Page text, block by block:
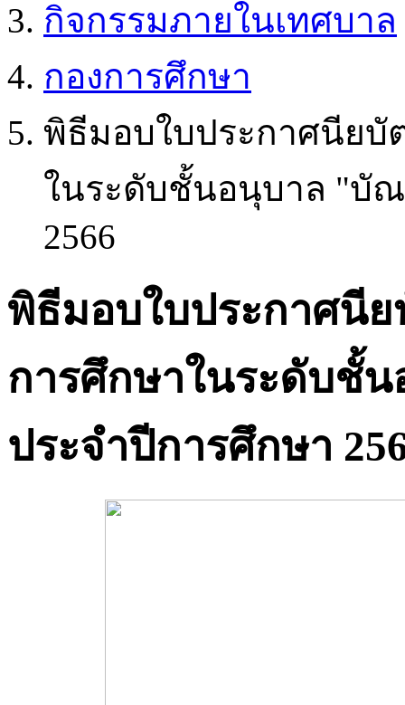
กิจกรรมภายในเทศบาล
กองการศึกษา
พิธีมอบใบประกาศนียบั
ในระดับชั้นอนุบาล "บั
2566
พิธีมอบใบประกาศนีย
การศึกษาในระดับ
ประจำปีการศึกษา